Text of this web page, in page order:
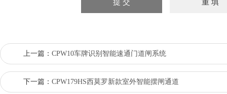
上一篇： CPW10车牌识别智能速通门道闸系统
下一篇： CPW179HS西莫罗新款室外智能摆闸通道